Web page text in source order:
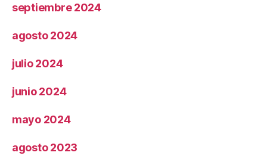
septiembre 2024
agosto 2024
julio 2024
junio 2024
mayo 2024
agosto 2023